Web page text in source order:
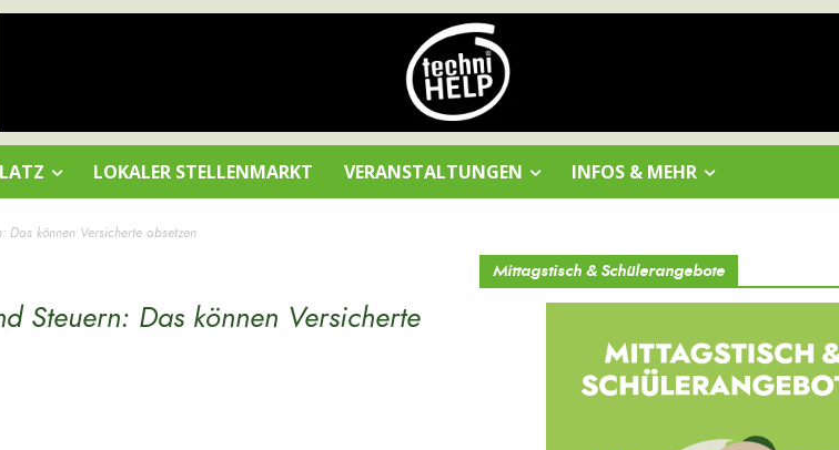
LOKALER STELLENMARKT VERANSTALTUNGEN INFOS & MEHR
Das können Versicherte absetzen
Steuern: Das können Versicherte
Mittagstisch & Schülerangebote